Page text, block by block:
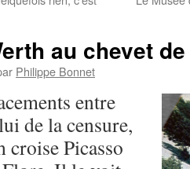
au chevet
Philippe Bonnet
entre
de la censure,
croise Picasso